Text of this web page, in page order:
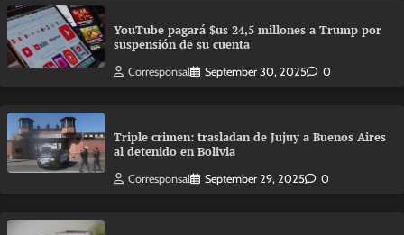
YouTube pagará $us 24,5 millones a Trump por
suspensión de su cuenta
Corresponsal September 30, 2025 0
Triple crimen: trasladan de Jujuy a Buenos Aires
al detenido en Bolivia
Corresponsal September 29, 2025 0